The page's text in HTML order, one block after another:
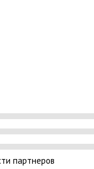
партнеров